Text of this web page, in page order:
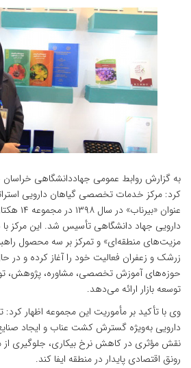
به گزارش روابط عمومی جهاددانشگاهی خراسان
کرد: مرکز خدمات تخصصی گیاهان دارویی
عنوان
دارویی جهاد دانشگاهی تأسیس شد. این مرکز
مزیت‌های منطقه‌ای» و تمرکز بر سه محصول
زرشک و زعفران فعالیت خود را آغاز کرده و در
حوزه‌های آموزش تخصصی، مشاوره، پژوهش،
توسعه بازار ارائه می‌دهد.
وی با تأکید بر مأموریت این مجموعه اظهار
دارویی به‌ویژه گسترش کشت عناب و ایجاد
نقش مؤثری در کاهش نرخ بیکاری، جلوگیری از
رونق اقتصادی پایدار در منطقه ایفا کند.